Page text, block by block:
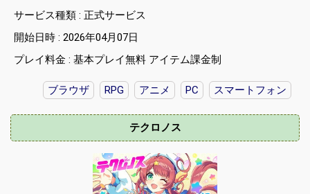
サービス種類 : 正式サービス
開始日時 : 2026年04月07日
プレイ料金 : 基本プレイ無料 アイテム課金制
ブラウザ RPG アニメ PC スマートフォン
テクロノス